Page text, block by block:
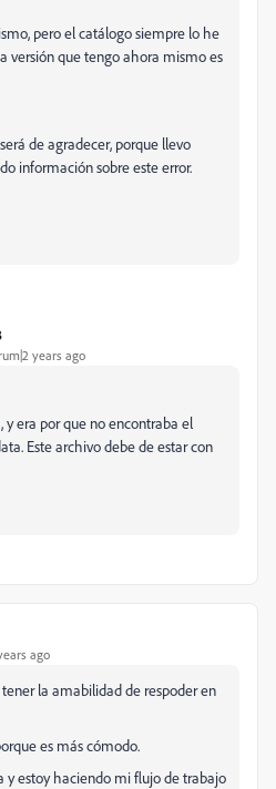
pero el catálogo siempre lo he
versión que tengo ahora mismo es
de agradecer, porque llevo
información sobre este error.
years ago
y era por que no encontraba el
Este archivo debe de estar con
ago
tener la amabilidad de respoder en
es más cómodo.
y estoy haciendo mi flujo de trabajo